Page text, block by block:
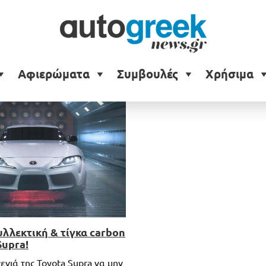
Αφιερώματα Συμβουλές Χρήσιμα
& τίγκα carbon
της Toyota Supra να μην